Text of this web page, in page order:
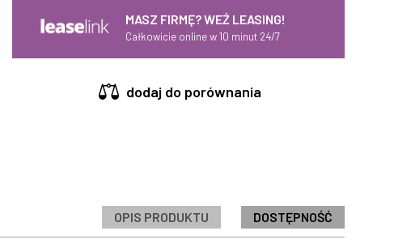
MASZ FIRMĘ? WEŹ LEASING!
Całkowicie online w 10 minut 24/7
dodaj do porównania
OPIS PRODUKTU DOSTĘPNOŚĆ